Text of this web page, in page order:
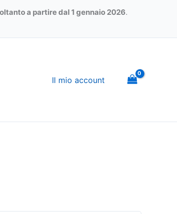
a partire dal 1 gennaio 2026.
Il mio account